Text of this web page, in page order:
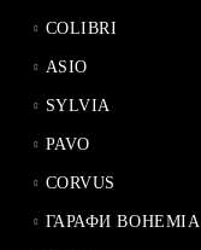
COLIBRI
ASIO
SYLVIA
PAVO
CORVUS
ГАРАФИ BOHEMIA